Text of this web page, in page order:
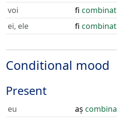
voi
fi combinat
ei, ele
fi combinat
Conditional mood
Present
eu aș combina